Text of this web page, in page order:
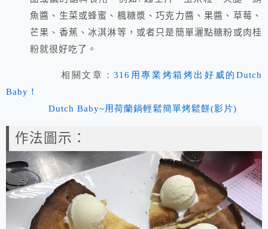
魚醬、生菜或蜂蜜、楓糖漿、巧克力醬、果醬、草莓、
芒果、香蕉、冰淇淋等，或者只是簡單灑點糖粉或肉桂
粉就很好吃了。
相關文章：316用專業烤箱烤出好威的Dutch
Baby！
Dutch Baby~用荷蘭鍋輕鬆簡單烤鬆餅(影片)
作法圖示：